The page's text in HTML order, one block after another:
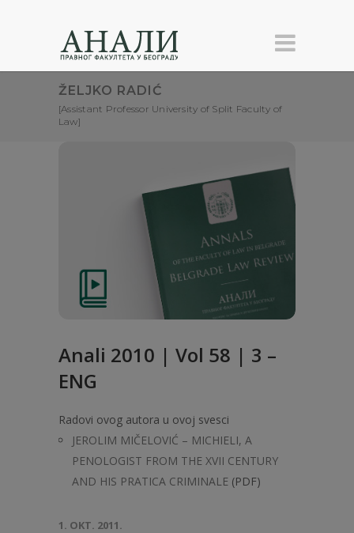
ŽELJKO RADIĆ
[Assistant Professor University of Split Faculty of
Law]
Anali 2010 | Vol 58 | 3 –
ENG
Radovi ovog autora u ovoj svesci
JEROLIM MIČELOVIĆ – MICHIELI, A
PENOLOGIST FROM THE XVII CENTURY
AND HIS PRATICA CRIMINALE (PDF)
1. OKT. 2011.